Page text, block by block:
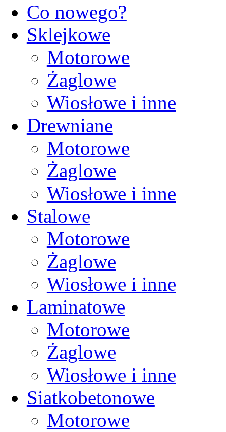
Co nowego?
Sklejkowe
Motorowe
Żaglowe
Wiosłowe i inne
Drewniane
Motorowe
Żaglowe
Wiosłowe i inne
Stalowe
Motorowe
Żaglowe
Wiosłowe i inne
Laminatowe
Motorowe
Żaglowe
Wiosłowe i inne
Siatkobetonowe
Motorowe